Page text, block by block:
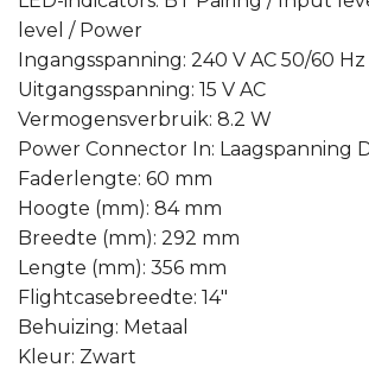
level / Power
Ingangsspanning: 240 V AC 50/60 Hz
Uitgangsspanning: 15 V AC
Vermogensverbruik: 8.2 W
Power Connector In: Laagspanning
Faderlengte: 60 mm
Hoogte (mm): 84 mm
Breedte (mm): 292 mm
Lengte (mm): 356 mm
Flightcasebreedte: 14″
Behuizing: Metaal
Kleur: Zwart